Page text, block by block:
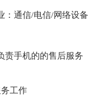
通信/电信/网络设备
手机的的售后服务
工作